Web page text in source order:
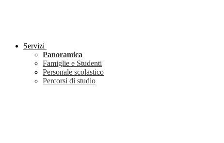
Servizi
Panoramica
Famiglie e Studenti
Personale scolastico
Percorsi di studio